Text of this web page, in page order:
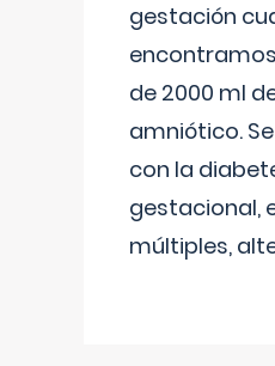
gestación
de 2000 ml
amniótico.
con la
gestacional,
múltiples,